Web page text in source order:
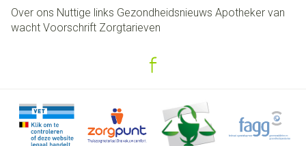
Over ons Nuttige links Gezondheidsnieuws Apotheker van
wacht Voorschrift Zorgtarieven